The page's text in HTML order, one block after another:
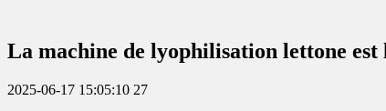
La machine de lyophilisation lettone
2025-06-17 15:05:10 27